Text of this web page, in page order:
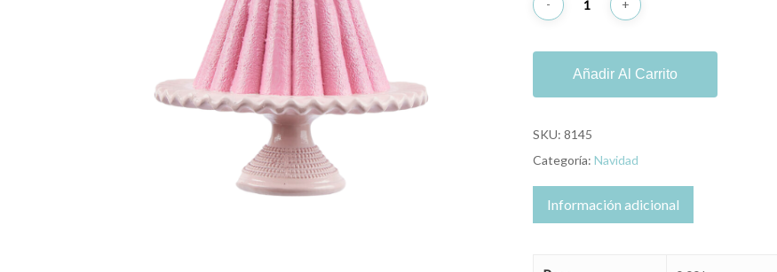
Añadir Al Carrito
SKU: 8145
Categoría: Navidad
Información adicional